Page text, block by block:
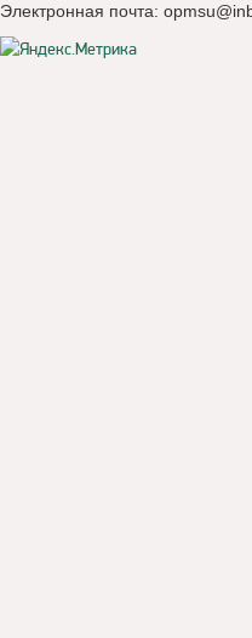
Электронная почта: